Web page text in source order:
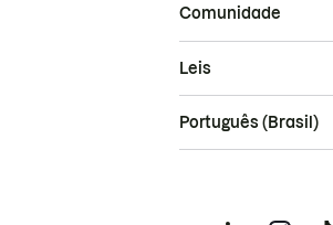
Comunidade
Leis
Português (Brasil)